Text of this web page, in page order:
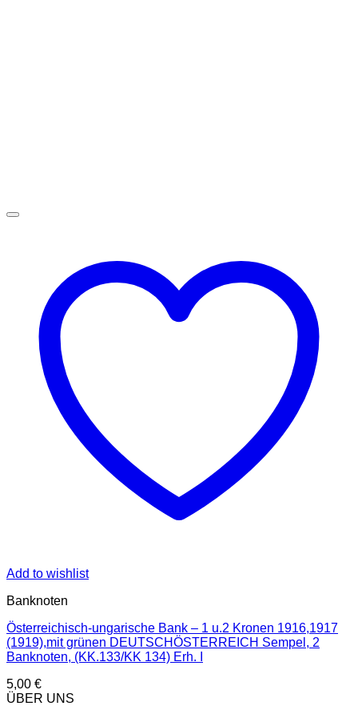
Add to wishlist
Banknoten
Österreichisch-ungarische Bank – 1 u.2 Kronen 1916,1917
(1919),mit grünen DEUTSCHÖSTERREICH Sempel, 2
Banknoten, (KK.133/KK 134) Erh. I
5,00 €
ÜBER UNS